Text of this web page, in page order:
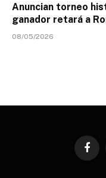
Anuncian torneo
ganador retará a
08/05/2026